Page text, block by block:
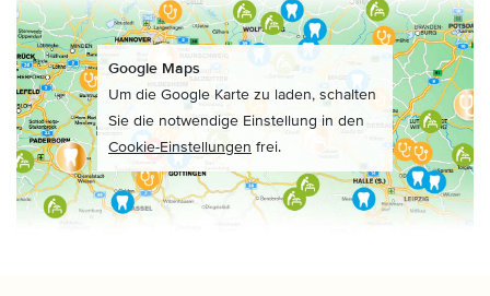
Google Maps
Um die Google Karte zu laden, schalten
Sie die notwendige Einstellung in den
Cookie-Einstellungen frei.